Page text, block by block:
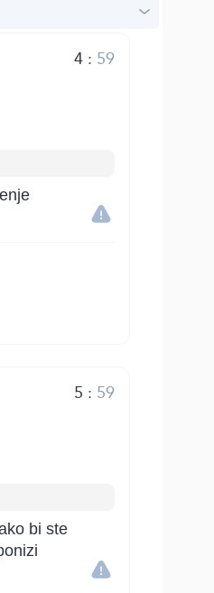
4: 59
5 : 59
bi ste